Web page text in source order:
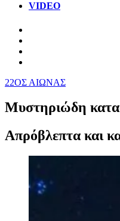
VIDEO
22ΟΣ ΑΙΩΝΑΣ
Μυστηριώδη
Aπρόβλεπτα και